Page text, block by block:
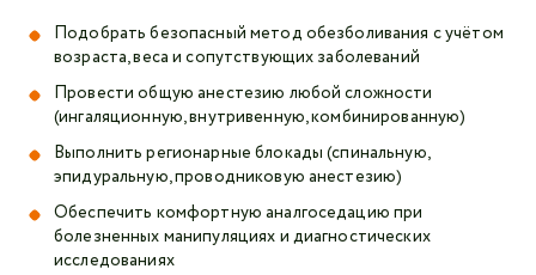
Подобрать безопасный метод обезболивания с учётом
возраста, веса и сопутствующих заболеваний
Провести общую анестезию любой сложности
(ингаляционную, внутривенную, комбинированную)
Выполнить регионарные блокады (спинальную,
эпидуральную, проводниковую анестезию)
Обеспечить комфортную аналгоседацию при
болезненных манипуляциях и диагностических
исследованиях